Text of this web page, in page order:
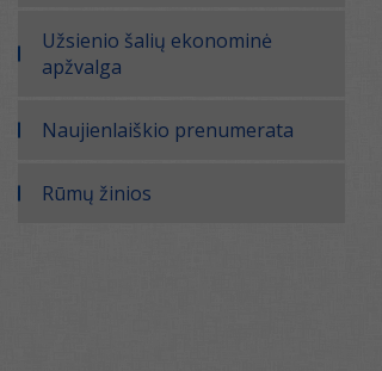
Užsienio šalių ekonominė
apžvalga
Naujienlaiškio prenumerata
Rūmų žinios